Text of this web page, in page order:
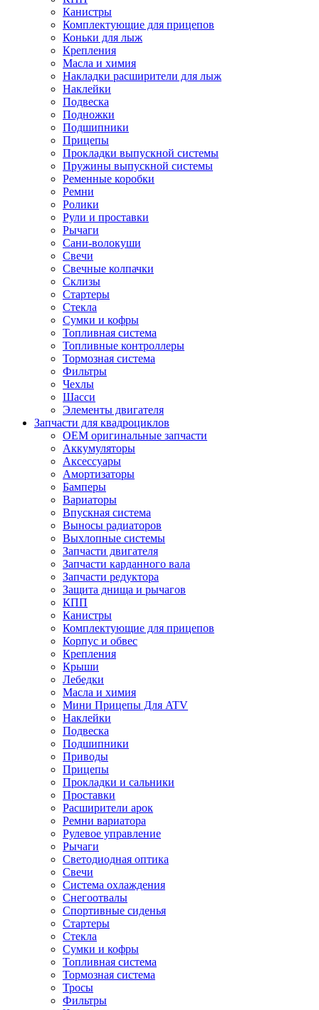
Канистры
Комплектующие для прицепов
Коньки для лыж
Крепления
Масла и химия
Накладки расширители для лыж
Наклейки
Подвеска
Подножки
Подшипники
Прицепы
Прокладки выпускной системы
Пружины выпускной системы
Ременные коробки
Ремни
Ролики
Рули и проставки
Рычаги
Сани-волокуши
Свечи
Свечные колпачки
Склизы
Стартеры
Стекла
Сумки и кофры
Топливная система
Топливные контроллеры
Тормозная система
Фильтры
Чехлы
Шасси
Элементы двигателя
Запчасти для квадроциклов
OEM оригинальные запчасти
Аккумуляторы
Аксессуары
Амортизаторы
Бамперы
Вариаторы
Впускная система
Выносы радиаторов
Выхлопные системы
Запчасти двигателя
Запчасти карданного вала
Запчасти редуктора
Защита днища и рычагов
КПП
Канистры
Комплектующие для прицепов
Корпус и обвес
Крепления
Крыши
Лебедки
Масла и химия
Мини Прицепы Для ATV
Наклейки
Подвеска
Подшипники
Приводы
Прицепы
Прокладки и сальники
Проставки
Расширители арок
Ремни вариатора
Рулевое управление
Рычаги
Светодиодная оптика
Свечи
Система охлаждения
Снегоотвалы
Спортивные сиденья
Стартеры
Стекла
Сумки и кофры
Топливная система
Тормозная система
Тросы
Фильтры